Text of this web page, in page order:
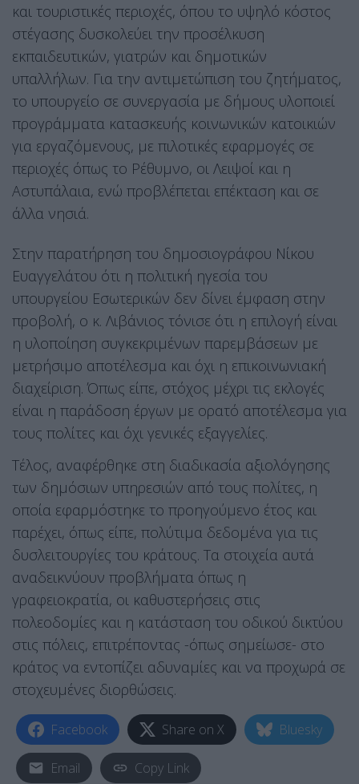
και τουριστικές περιοχές, όπου το υψηλό κόστος
στέγασης δυσκολεύει την προσέλκυση
εκπαιδευτικών, γιατρών και δημοτικών
υπαλλήλων. Για την αντιμετώπιση του ζητήματος,
το υπουργείο σε συνεργασία με δήμους υλοποιεί
προγράμματα κατασκευής κοινωνικών κατοικιών
για εργαζόμενους, με πιλοτικές εφαρμογές σε
περιοχές όπως το Ρέθυμνο, οι Λειψοί και η
Αστυπάλαια, ενώ προβλέπεται επέκταση και σε
άλλα νησιά.
Στην παρατήρηση του δημοσιογράφου Νίκου
Ευαγγελάτου ότι η πολιτική ηγεσία του
υπουργείου Εσωτερικών δεν δίνει έμφαση στην
προβολή, ο κ. Λιβάνιος τόνισε ότι η επιλογή είναι
η υλοποίηση συγκεκριμένων παρεμβάσεων με
μετρήσιμο αποτέλεσμα και όχι η επικοινωνιακή
διαχείριση. Όπως είπε, στόχος μέχρι τις εκλογές
είναι η παράδοση έργων με ορατό αποτέλεσμα για
τους πολίτες και όχι γενικές εξαγγελίες.
Τέλος, αναφέρθηκε στη διαδικασία αξιολόγησης
των δημόσιων υπηρεσιών από τους πολίτες, η
οποία εφαρμόστηκε το προηγούμενο έτος και
παρέχει, όπως είπε, πολύτιμα δεδομένα για τις
δυσλειτουργίες του κράτους. Τα στοιχεία αυτά
αναδεικνύουν προβλήματα όπως η
γραφειοκρατία, οι καθυστερήσεις στις
πολεοδομίες και η κατάσταση του οδικού δικτύου
στις πόλεις, επιτρέποντας -όπως σημείωσε- στο
κράτος να εντοπίζει αδυναμίες και να προχωρά σε
στοχευμένες διορθώσεις.
Facebook Share on X Bluesky
Email Copy Link